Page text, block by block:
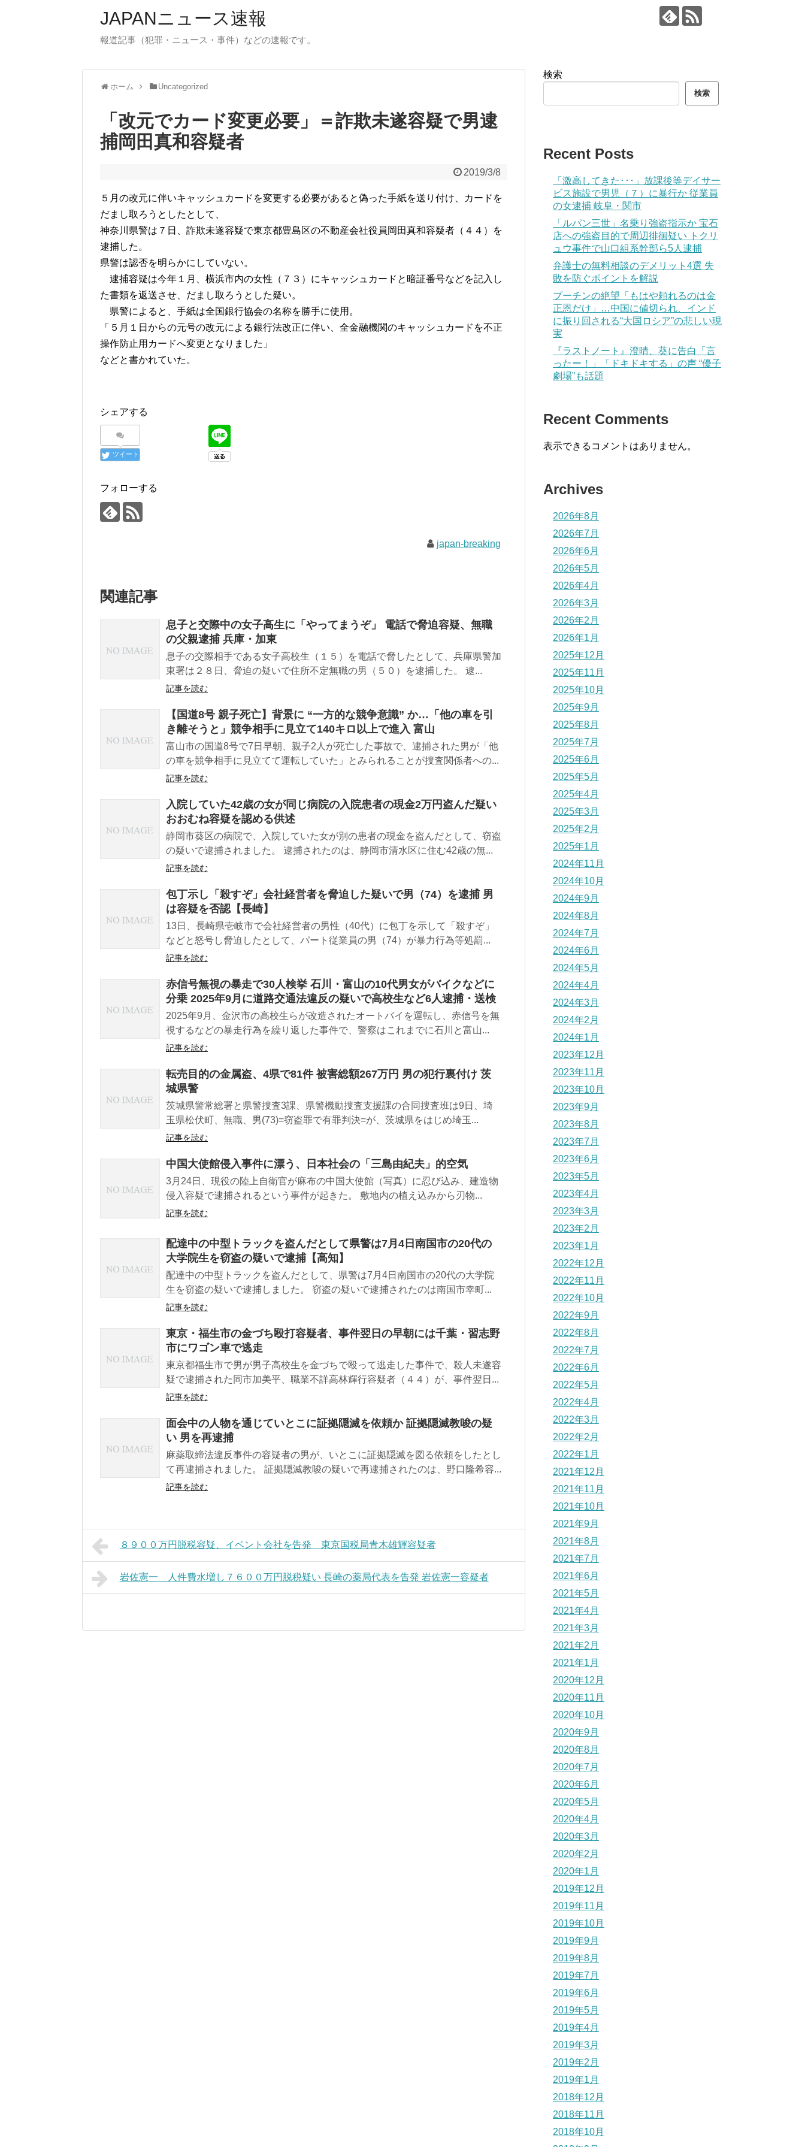
JAPANニュース速報
報道記事（犯罪・ニュース・事件）などの速報です。
ホーム Uncategorized
「改元でカード変更必要」＝詐欺未遂容疑で男逮
捕岡田真和容疑者
2019/3/8
５月の改元に伴いキャッシュカードを変更する必要があると偽った手紙を送り付け、カードを
だまし取ろうとしたとして、
神奈川県警は７日、詐欺未遂容疑で東京都豊島区の不動産会社役員岡田真和容疑者（４４）を
逮捕した。
県警は認否を明らかにしていない。
逮捕容疑は今年１月、横浜市内の女性（７３）にキャッシュカードと暗証番号などを記入し
た書類を返送させ、だまし取ろうとした疑い。
県警によると、手紙は全国銀行協会の名称を勝手に使用。
「５月１日からの元号の改元による銀行法改正に伴い、全金融機関のキャッシュカードを不正
操作防止用カードへ変更となりました」
などと書かれていた。
シェアする
ツイート
フォローする
japan-breaking
関連記事
息子と交際中の女子高生に「やってまうぞ」 電話で脅迫容疑、無職
の父親逮捕 兵庫・加東
息子の交際相手である女子高校生（１５）を電話で脅したとして、兵庫県警加
東署は２８日、脅迫の疑いで住所不定無職の男（５０）を逮捕した。 逮...
記事を読む
【国道8号 親子死亡】背景に “一方的な競争意識” か…「他の車を引
き離そうと」競争相手に見立て140キロ以上で進入 富山
富山市の国道8号で7日早朝、親子2人が死亡した事故で、逮捕された男が「他
の車を競争相手に見立てて運転していた」とみられることが捜査関係者への...
記事を読む
入院していた42歳の女が同じ病院の入院患者の現金2万円盗んだ疑い
おおむね容疑を認める供述
静岡市葵区の病院で、入院していた女が別の患者の現金を盗んだとして、窃盗
の疑いで逮捕されました。 逮捕されたのは、静岡市清水区に住む42歳の無...
記事を読む
包丁示し「殺すぞ」会社経営者を脅迫した疑いで男（74）を逮捕 男
は容疑を否認【長崎】
13日、長崎県壱岐市で会社経営者の男性（40代）に包丁を示して「殺すぞ」
などと怒号し脅迫したとして、パート従業員の男（74）が暴力行為等処罰...
記事を読む
赤信号無視の暴走で30人検挙 石川・富山の10代男女がバイクなどに
分乗 2025年9月に道路交通法違反の疑いで高校生など6人逮捕・送検
2025年9月、金沢市の高校生らが改造されたオートバイを運転し、赤信号を無
視するなどの暴走行為を繰り返した事件で、警察はこれまでに石川と富山...
記事を読む
転売目的の金属盗、4県で81件 被害総額267万円 男の犯行裏付け 茨
城県警
茨城県警常総署と県警捜査3課、県警機動捜査支援課の合同捜査班は9日、埼
玉県松伏町、無職、男(73)=窃盗罪で有罪判決=が、茨城県をはじめ埼玉...
記事を読む
中国大使館侵入事件に漂う、日本社会の「三島由紀夫」的空気
3月24日、現役の陸上自衛官が麻布の中国大使館（写真）に忍び込み、建造物
侵入容疑で逮捕されるという事件が起きた。 敷地内の植え込みから刃物...
記事を読む
配達中の中型トラックを盗んだとして県警は7月4日南国市の20代の
大学院生を窃盗の疑いで逮捕【高知】
配達中の中型トラックを盗んだとして、県警は7月4日南国市の20代の大学院
生を窃盗の疑いで逮捕しました。 窃盗の疑いで逮捕されたのは南国市幸町...
記事を読む
東京・福生市の金づち殴打容疑者、事件翌日の早朝には千葉・習志野
市にワゴン車で逃走
東京都福生市で男が男子高校生を金づちで殴って逃走した事件で、殺人未遂容
疑で逮捕された同市加美平、職業不詳高林輝行容疑者（４４）が、事件翌日...
記事を読む
面会中の人物を通じていとこに証拠隠滅を依頼か 証拠隠滅教唆の疑
い 男を再逮捕
麻薬取締法違反事件の容疑者の男が、いとこに証拠隠滅を図る依頼をしたとし
て再逮捕されました。 証拠隠滅教唆の疑いで再逮捕されたのは、野口隆希容...
記事を読む
８９００万円脱税容疑、イベント会社を告発 東京国税局青木雄輝容疑者
岩佐憲一 人件費水増し７６００万円脱税疑い 長崎の薬局代表を告発 岩佐憲一容疑者
検索
検索
Recent Posts
「激高してきた･･･」放課後等デイサー
ビス施設で男児（７）に暴行か 従業員
の女逮捕 岐阜・関市
「ルパン三世」名乗り強盗指示か 宝石
店への強盗目的で周辺徘徊疑い トクリ
ュウ事件で山口組系幹部ら5人逮捕
弁護士の無料相談のデメリット4選 失
敗を防ぐポイントを解説
プーチンの絶望「もはや頼れるのは金
正恩だけ」…中国に値切られ、インド
に振り回される“大国ロシア”の悲しい現
実
『ラストノート』澄晴、葵に告白「言
ったー！」「ドキドキする」の声 “優子
劇場”も話題
Recent Comments
表示できるコメントはありません。
Archives
2026年8月
2026年7月
2026年6月
2026年5月
2026年4月
2026年3月
2026年2月
2026年1月
2025年12月
2025年11月
2025年10月
2025年9月
2025年8月
2025年7月
2025年6月
2025年5月
2025年4月
2025年3月
2025年2月
2025年1月
2024年11月
2024年10月
2024年9月
2024年8月
2024年7月
2024年6月
2024年5月
2024年4月
2024年3月
2024年2月
2024年1月
2023年12月
2023年11月
2023年10月
2023年9月
2023年8月
2023年7月
2023年6月
2023年5月
2023年4月
2023年3月
2023年2月
2023年1月
2022年12月
2022年11月
2022年10月
2022年9月
2022年8月
2022年7月
2022年6月
2022年5月
2022年4月
2022年3月
2022年2月
2022年1月
2021年12月
2021年11月
2021年10月
2021年9月
2021年8月
2021年7月
2021年6月
2021年5月
2021年4月
2021年3月
2021年2月
2021年1月
2020年12月
2020年11月
2020年10月
2020年9月
2020年8月
2020年7月
2020年6月
2020年5月
2020年4月
2020年3月
2020年2月
2020年1月
2019年12月
2019年11月
2019年10月
2019年9月
2019年8月
2019年7月
2019年6月
2019年5月
2019年4月
2019年3月
2019年2月
2019年1月
2018年12月
2018年11月
2018年10月